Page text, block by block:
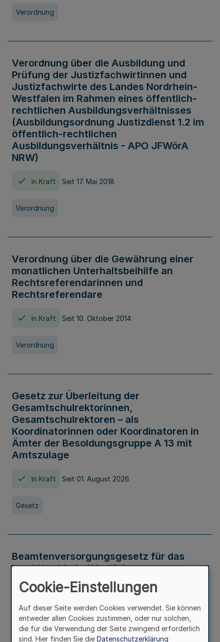
Verordnung
Verordnung über die Ausbildung und
Prüfung der Justizfachwirtinnen und
Justizfachwirte des Landes Nordrhein-
Westfalen im Rahmen eines öffentlich-
rechtlichen Ausbildungsverhältnisses
(Ausbildungsordnung Justizdienst 1.2 im
öffentlich-rechtlichen
Ausbildungsverhältnis - APO JFWörA
NRW)
In Kraft Seit 17. Mai 2018
Verordnung
Verordnung über die Gewährung einer
monatlichen Unterhaltsbeihilfe an
Rechtsreferendarinnen und
Rechtsreferendare
In Kraft Seit 10. Oktober 2014
Verordnung
Gesetz zur Überleitung der
Gesamtschulrektorinnen,
Gesamtschulrektoren – als
Koordinatorinnen oder Koordinatoren in
Ämter der Besoldungsgruppe A 13 mit
Amtszulage
In Kraft Seit 01. August 2026
Gesetz
Beamtenversorgungsgesetz für das
Land Nordrhein-Westfalen
(Landesbeamtenversorgungsgesetz -
LBeamtVG NRW)
In Kraft Seit 01. Juli 2016
Cookie-Einstellungen
Auf dieser Seite werden Cookies verwendet. Sie können
entweder allen Cookies zustimmen, oder nur solchen,
die für die Verwendung der Seite zwingend erforderlich
sind. Hier finden Sie die Datenschutzerklärung